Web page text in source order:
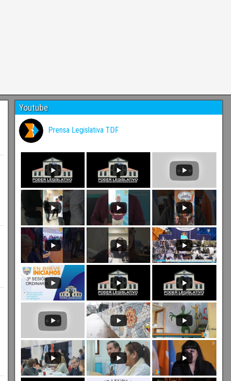
Youtube
Prensa Legislativa TDF